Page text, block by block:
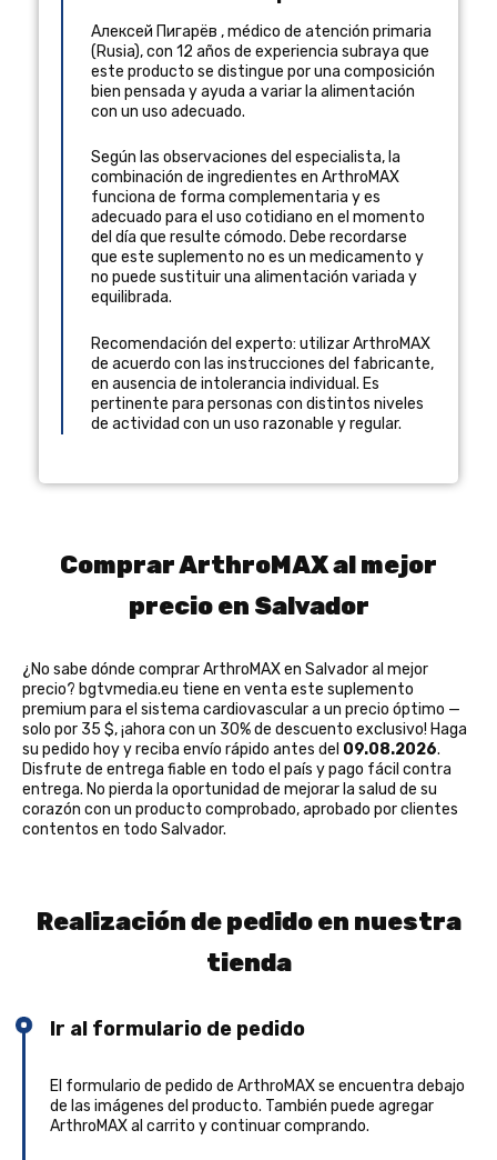
Алексей Пигарёв ,médico de atención primaria
(Rusia), con 12 años de experiencia subraya que
este producto se distingue por una composición
bien pensada y ayuda a variar la alimentación
con un uso adecuado.
Según las observaciones del especialista, la
combinación de ingredientes en ArthroMAX
funciona de forma complementaria y es
adecuado para el uso cotidiano en el momento
del día que resulte cómodo. Debe recordarse
que este suplemento no es un medicamento y
no puede sustituir una alimentación variada y
equilibrada.
Recomendación del experto: utilizar ArthroMAX
de acuerdo con las instrucciones del fabricante,
en ausencia de intolerancia individual. Es
pertinente para personas con distintos niveles
de actividad con un uso razonable y regular.
Comprar ArthroMAX al mejor
precio en Salvador
¿No sabe dónde comprar ArthroMAX en Salvador al mejor
precio? bgtvmedia.eu tiene en venta este suplemento
premium para el sistema cardiovascular a un precio óptimo —
solo por 35 $, ¡ahora con un 30% de descuento exclusivo! Haga
su pedido hoy y reciba envío rápido antes del 09.08.2026.
Disfrute de entrega fiable en todo el país y pago fácil contra
entrega. No pierda la oportunidad de mejorar la salud de su
corazón con un producto comprobado, aprobado por clientes
contentos en todo Salvador.
Realización de pedido en nuestra
tienda
Ir al formulario de pedido
El formulario de pedido de ArthroMAX se encuentra debajo
de las imágenes del producto. También puede agregar
ArthroMAX al carrito y continuar comprando.